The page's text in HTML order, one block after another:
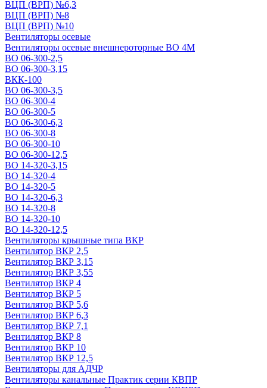
ВЦП (ВРП) №6,3
ВЦП (ВРП) №8
ВЦП (ВРП) №10
Вентиляторы осевые
Вентиляторы осевые внешнероторные ВО 4М
ВО 06-300-2,5
ВО 06-300-3,15
ВКК-100
ВО 06-300-3,5
ВО 06-300-4
ВО 06-300-5
ВО 06-300-6,3
ВО 06-300-8
ВО 06-300-10
ВО 06-300-12,5
ВО 14-320-3,15
ВО 14-320-4
ВО 14-320-5
ВО 14-320-6,3
ВО 14-320-8
ВО 14-320-10
ВО 14-320-12,5
Вентиляторы крышные типа ВКР
Вентилятор ВКР 2,5
Вентилятор ВКР 3,15
Вентилятор ВКР 3,55
Вентилятор ВКР 4
Вентилятор ВКР 5
Вентилятор ВКР 5,6
Вентилятор ВКР 6,3
Вентилятор ВКР 7,1
Вентилятор ВКР 8
Вентилятор ВКР 10
Вентилятор ВКР 12,5
Вентиляторы для АДЧР
Вентиляторы канальные Практик серии КВПР